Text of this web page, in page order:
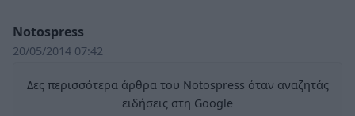
Notospress
20/05/2014 07:42
Δες περισσότερα άρθρα του Notospress όταν αναζητάς
ειδήσεις στη Google